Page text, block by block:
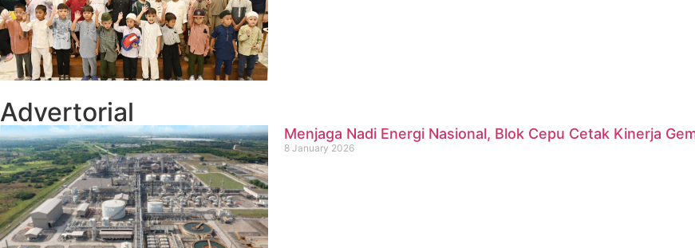
Advertorial
Menjaga Nadi Energi Nasional, Blok Cepu Cetak Kinerja
8 January 2026